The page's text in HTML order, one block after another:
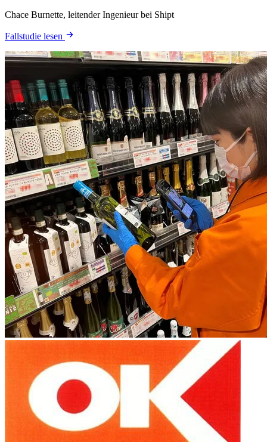
Chace Burnette, leitender Ingenieur bei Shipt
Fallstudie lesen